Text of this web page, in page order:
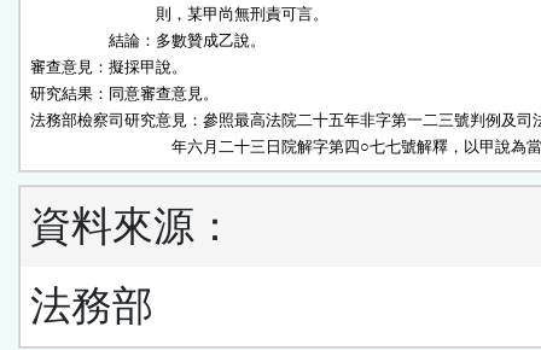
則，某甲尚無刑責可言。
結論：多數贊成乙說。
審查意見：擬採甲說。
研究結果：同意審查意見。
法務部檢察司研究意見：參照最高法院二十五年非字第一二三號判例及司
年六月二十三日院解字第四○七七號解釋，以甲說為當
資料來源：
法務部